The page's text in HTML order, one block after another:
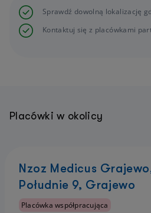
Sprawdź dowolną lokalizację
Kontaktuj się z placówkami
Placówki w okolicy
Nzoz Medicus
Południe 9, Grajewo
Placówka współpracująca